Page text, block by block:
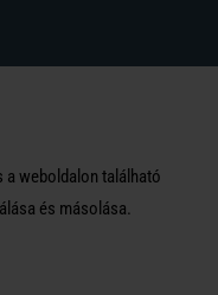
a weboldalon található
és másolása.